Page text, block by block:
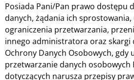
Posiada Pani/Pan prawo dostępu
danych, żądania ich sprostowania,
ograniczenia przetwarzania,
innego administratora oraz skargi
Ochrony Danych Osobowych, gdy
przetwarzanie danych osobowych
dotyczących narusza przepisy